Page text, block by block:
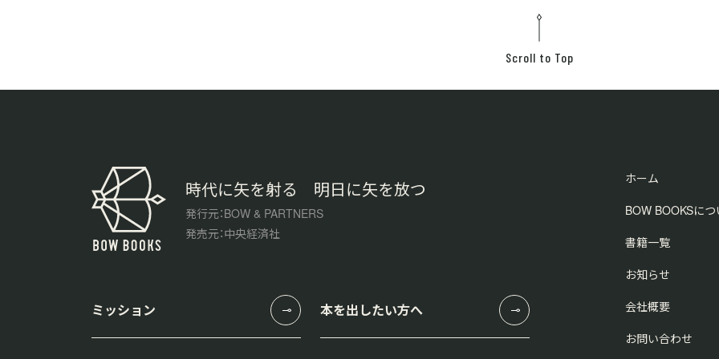
Scroll to Top
時代に矢を射る 明日に矢を放つ
発行元：BOW & PARTNERS
発売元：中央経済社
ミッション 本を出したい方へ
ホーム
BOW BOOKSに
書籍一覧
お知らせ
会社概要
お問い合わせ